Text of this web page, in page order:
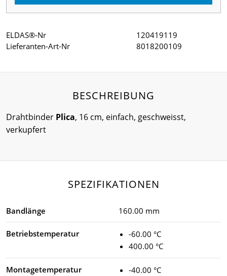
ELDAS®-Nr
120419119
Lieferanten-Art-Nr
8018200109
BESCHREIBUNG
Drahtbinder Plica, 16 cm, einfach, geschweisst,
verkupfert
SPEZIFIKATIONEN
Bandlänge 160.00 mm
Betriebstemperatur
-60.00 °C
400.00 °C
Montagetemperatur
-40.00 °C